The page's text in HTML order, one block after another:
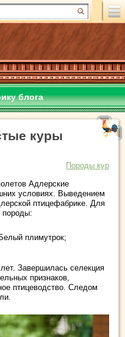
блога
куры
Породы кур
Адлерские
условиях. Выведением
птицефабрике. Для
породы:
плимутрок;
Завершилась селекция
признаков,
птицеводство. Следом